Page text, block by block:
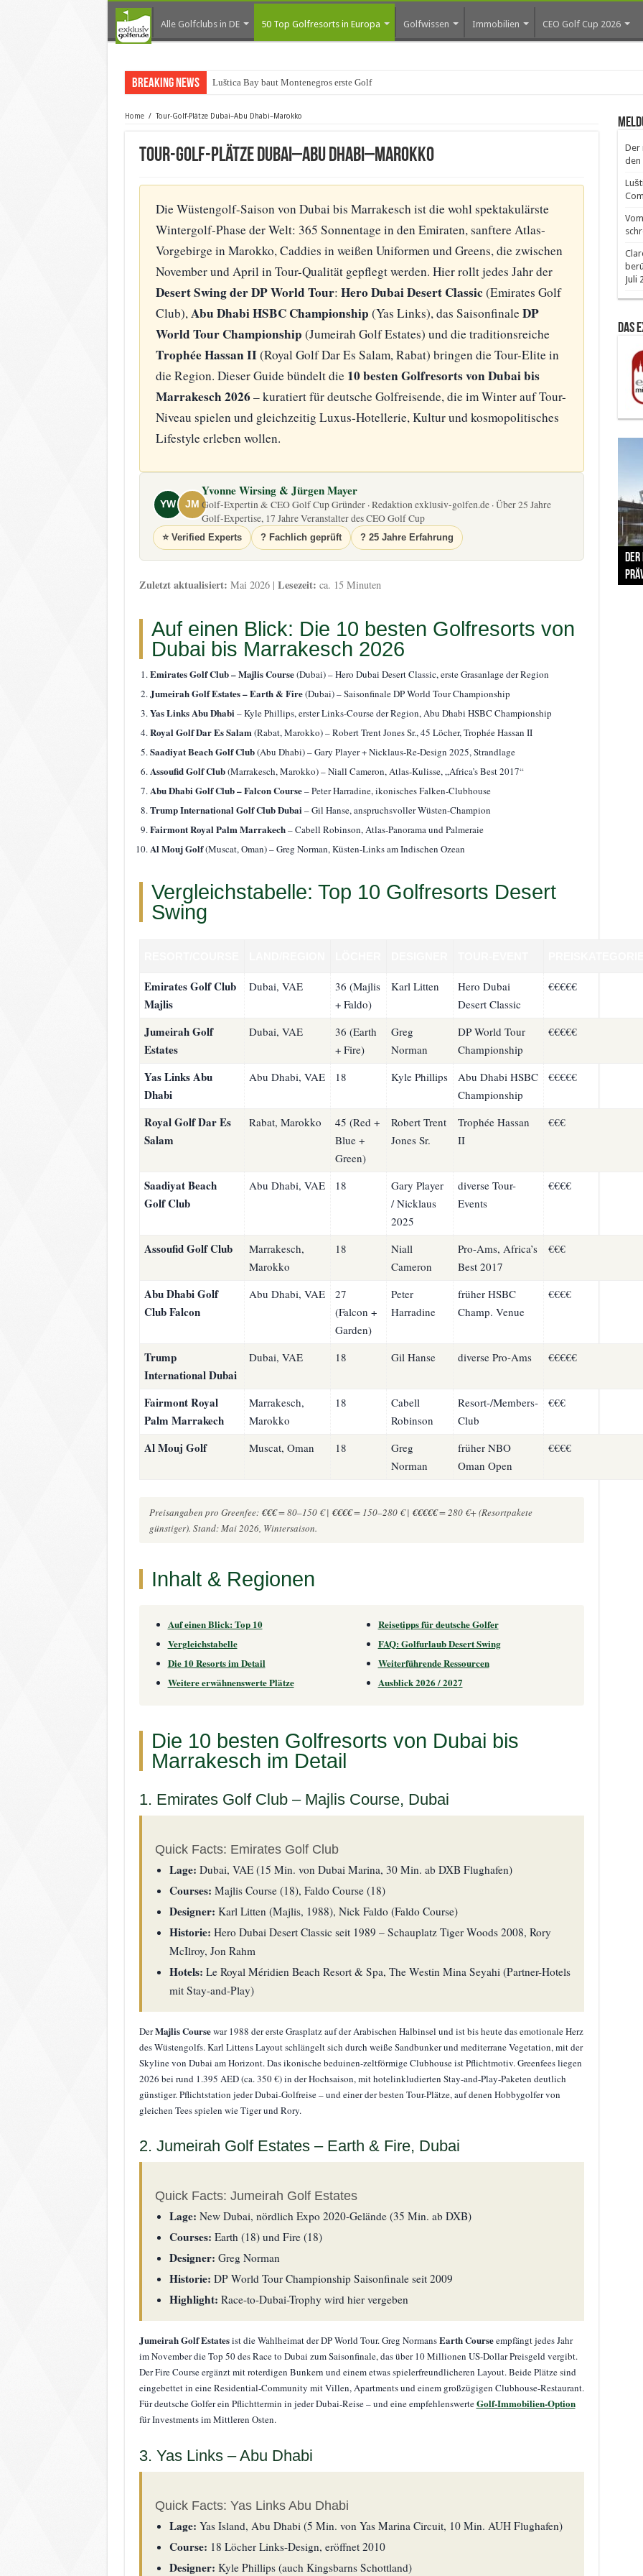
Alle Golfclubs in DE 50 Top Golfresorts in Europa Golfwissen Immobilien CEO Golf Cup 2026
Breaking News Luštica Bay baut Montenegros erste Golf-Community weiter aus
Home / Tour-Golf-Plätze Dubai–Abu Dhabi–Marokko
Tour-Golf-Plätze Dubai–Abu Dhabi–Marokko
Die Wüstengolf-Saison von Dubai bis Marrakesch ist die wohl spektakulärste
Wintergolf-Phase der Welt: 365 Sonnentage in den Emiraten, sanftere Atlas-
Vorgebirge in Marokko, Caddies in weißen Uniformen und Greens, die zwischen
November und April in Tour-Qualität gepflegt werden. Hier rollt jedes Jahr der
Desert Swing der DP World Tour: Hero Dubai Desert Classic(Emirates Golf
Club),Abu Dhabi HSBC Championship (Yas Links), das SaisonfinaleDP
World Tour Championship (Jumeirah Golf Estates) und die traditionsreiche
Trophée Hassan II(Royal Golf Dar Es Salam, Rabat) bringen die Tour-Elite in
die Region. Dieser Guide bündelt die 10 besten Golfresorts von Dubai bis
Marrakesch 2026– kuratiert für deutsche Golfreisende, die im Winter auf Tour-
Niveau spielen und gleichzeitig Luxus-Hotellerie, Kultur und kosmopolitisches
Lifestyle erleben wollen.
YW JM
Yvonne Wirsing & Jürgen Mayer
Golf-Expertin & CEO Golf Cup Gründer · Redaktion exklusiv-golfen.de · Über 25 Jahre
Golf-Expertise, 17 Jahre Veranstalter des CEO Golf Cup
⭐ Verified Experts ? Fachlich geprüft ?️ 25 Jahre Erfahrung
Zuletzt aktualisiert: Mai 2026 | Lesezeit: ca. 15 Minuten
Auf einen Blick: Die 10 besten Golfresorts von
Dubai bis Marrakesch 2026
Emirates Golf Club – Majlis Course(Dubai) – Hero Dubai Desert Classic, erste Grasanlage der Region
Jumeirah Golf Estates – Earth & Fire(Dubai) – Saisonfinale DP World Tour Championship
Yas Links Abu Dhabi– Kyle Phillips, erster Links-Course der Region, Abu Dhabi HSBC Championship
Royal Golf Dar Es Salam(Rabat, Marokko) – Robert Trent Jones Sr., 45 Löcher, Trophée Hassan II
Saadiyat Beach Golf Club(Abu Dhabi) – Gary Player + Nicklaus-Re-Design 2025, Strandlage
Assoufid Golf Club(Marrakesch, Marokko) – Niall Cameron, Atlas-Kulisse, „Africa’s Best 2017“
Abu Dhabi Golf Club – Falcon Course– Peter Harradine, ikonisches Falken-Clubhouse
Trump International Golf Club Dubai– Gil Hanse, anspruchsvoller Wüsten-Champion
Fairmont Royal Palm Marrakech– Cabell Robinson, Atlas-Panorama und Palmeraie
Al Mouj Golf(Muscat, Oman) – Greg Norman, Küsten-Links am Indischen Ozean
Vergleichstabelle: Top 10 Golfresorts Desert
Swing
Emirates Golf Club
Majlis
Dubai, VAE
36 (Majlis
+ Faldo)
Karl Litten
Hero Dubai
Desert Classic
€€€€€
Jumeirah Golf
Estates
Dubai, VAE
36 (Earth
+ Fire)
Greg
Norman
DP World Tour
Championship
€€€€€
Yas Links Abu
Dhabi
Abu Dhabi, VAE 18 Kyle Phillips
Abu Dhabi HSBC
Championship
€€€€€
Royal Golf Dar Es
Salam
Rabat, Marokko
45 (Red +
Blue +
Green)
Robert Trent
Jones Sr.
Trophée Hassan
II
€€€
Saadiyat Beach
Golf Club
Abu Dhabi, VAE 18
Gary Player
/ Nicklaus
2025
diverse Tour-
Events
€€€€
Assoufid Golf Club
Marrakesch,
Marokko
18
Niall
Cameron
Pro-Ams, Africa’s
Best 2017
€€€
Abu Dhabi Golf
Club Falcon
Abu Dhabi, VAE
27
(Falcon +
Garden)
Peter
Harradine
früher HSBC
Champ. Venue
€€€€
Trump
International Dubai
Dubai, VAE 18 Gil Hanse diverse Pro-Ams €€€€€
Fairmont Royal
Palm Marrakech
Marrakesch,
Marokko
18
Cabell
Robinson
Resort-/Members-
Club
€€€
Al Mouj Golf Muscat, Oman 18
Greg
Norman
früher NBO
Oman Open
€€€€
Preisangaben pro Greenfee: €€€= 80–150 € | €€€€= 150–280 € | €€€€€= 280 €+ (Resortpakete
günstiger). Stand: Mai 2026, Wintersaison.
Inhalt & Regionen
Auf einen Blick: Top 10
Vergleichstabelle
Die 10 Resorts im Detail
Weitere erwähnenswerte Plätze
Reisetipps für deutsche Golfer
FAQ: Golfurlaub Desert Swing
Weiterführende Ressourcen
Ausblick 2026 / 2027
Die 10 besten Golfresorts von Dubai bis
Marrakesch im Detail
1. Emirates Golf Club – Majlis Course, Dubai
Quick Facts: Emirates Golf Club
Lage: Dubai, VAE (15 Min. von Dubai Marina, 30 Min. ab DXB Flughafen)
Courses: Majlis Course (18), Faldo Course (18)
Designer: Karl Litten (Majlis, 1988), Nick Faldo (Faldo Course)
Historie: Hero Dubai Desert Classic seit 1989 – Schauplatz Tiger Woods 2008, Rory
McIlroy, Jon Rahm
Hotels: Le Royal Méridien Beach Resort & Spa, The Westin Mina Seyahi (Partner-Hotels
mit Stay-and-Play)
DerMajlis Coursewar 1988 der erste Grasplatz auf der Arabischen Halbinsel und ist bis heute das emotionale Herz
des Wüstengolfs. Karl Littens Layout schlängelt sich durch weiße Sandbunker und mediterrane Vegetation, mit der
Skyline von Dubai am Horizont. Das ikonische beduinen-zeltförmige Clubhouse ist Pflichtmotiv. Greenfees liegen
2026 bei rund 1.395 AED (ca. 350 €) in der Hochsaison, mit hotelinkludierten Stay-and-Play-Paketen deutlich
günstiger. Pflichtstation jeder Dubai-Golfreise – und einer der besten Tour-Plätze, auf denen Hobbygolfer von
gleichen Tees spielen wie Tiger und Rory.
2. Jumeirah Golf Estates – Earth & Fire, Dubai
Quick Facts: Jumeirah Golf Estates
Lage: New Dubai, nördlich Expo 2020-Gelände (35 Min. ab DXB)
Courses: Earth (18) und Fire (18)
Designer: Greg Norman
Historie: DP World Tour Championship Saisonfinale seit 2009
Highlight: Race-to-Dubai-Trophy wird hier vergeben
Jumeirah Golf Estatesist die Wahlheimat der DP World Tour. Greg NormansEarth Courseempfängt jedes Jahr
im November die Top 50 des Race to Dubai zum Saisonfinale, das über 10 Millionen US-Dollar Preisgeld vergibt.
Der Fire Course ergänzt mit roterdigen Bunkern und einem etwas spielerfreundlicheren Layout. Beide Plätze sind
eingebettet in eine Residential-Community mit Villen, Apartments und einem großzügigen Clubhouse-Restaurant.
Für deutsche Golfer ein Pflichttermin in jeder Dubai-Reise – und eine empfehlenswerteGolf-Immobilien-Option
für Investments im Mittleren Osten.
3. Yas Links – Abu Dhabi
Quick Facts: Yas Links Abu Dhabi
Lage: Yas Island, Abu Dhabi (5 Min. von Yas Marina Circuit, 10 Min. AUH Flughafen)
Course: 18 Löcher Links-Design, eröffnet 2010
Designer: Kyle Phillips (auch Kingsbarns Schottland)
Der
den
Juli
Das
The